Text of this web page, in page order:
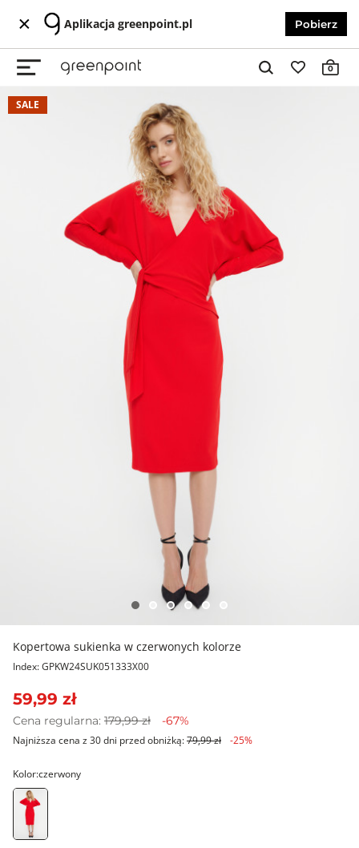
Aplikacja greenpoint.pl Pobierz
0
SALE
Kopertowa sukienka w czerwonych kolorze
Index: GPKW24SUK051333X00
59,99 zł
Cena regularna: 179,99 zł -67%
Najniższa cena z 30 dni przed obniżką:79,99 zł -25%
Kolor:czerwony